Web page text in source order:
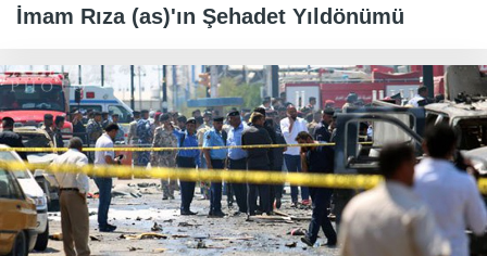
İmam Rıza (as)'ın Şehadet Yıldönümü